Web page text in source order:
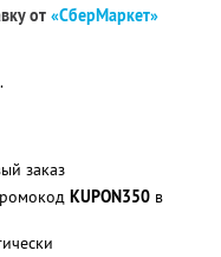
от «СберМаркет»
заказ
KUPON350 в